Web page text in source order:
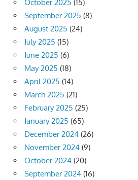
October 2025 (15)
September 2025 (8)
August 2025 (24)
July 2025 (15)
June 2025 (6)
May 2025 (18)
April 2025 (14)
March 2025 (21)
February 2025 (25)
January 2025 (65)
December 2024 (26)
November 2024 (9)
October 2024 (20)
September 2024 (16)